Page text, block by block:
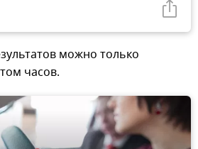
можно только
часов.